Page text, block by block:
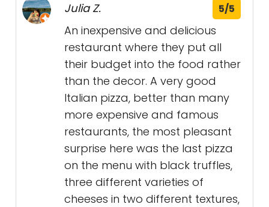
Julia Z. 5/5
An inexpensive and delicious
restaurant where they put all
their budget into the food rather
than the decor. A very good
Italian pizza, better than many
more expensive and famous
restaurants, the most pleasant
surprise here was the last pizza
on the menu with black truffles,
three different varieties of
cheeses in two different textures,